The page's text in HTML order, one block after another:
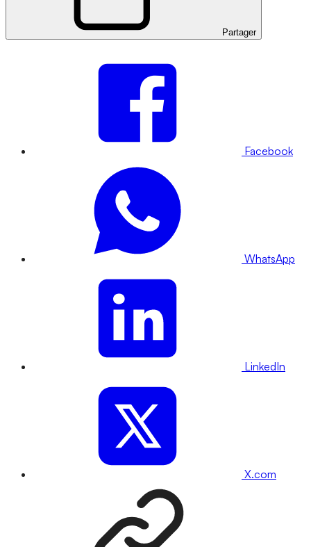
Partager
Facebook
WhatsApp
LinkedIn
X.com